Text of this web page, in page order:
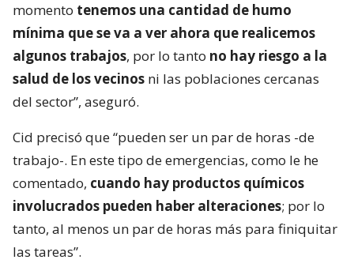
momento tenemos una cantidad de humo
mínima que se va a ver ahora que realicemos
algunos trabajos, por lo tanto no hay riesgo a la
salud de los vecinos ni las poblaciones cercanas
del sector”, aseguró.
Cid precisó que “pueden ser un par de horas -de
trabajo-. En este tipo de emergencias, como le he
comentado, cuando hay productos químicos
involucrados pueden haber alteraciones; por lo
tanto, al menos un par de horas más para finiquitar
las tareas”.